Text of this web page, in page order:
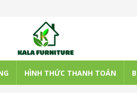
HÌNH THỨC THANH TOÁN